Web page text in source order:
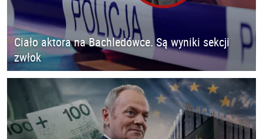
Ciało aktora na Bachledówce. Są wyniki sekcji
zwłok